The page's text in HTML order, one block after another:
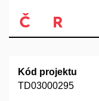
Kód projektu
TD03000295